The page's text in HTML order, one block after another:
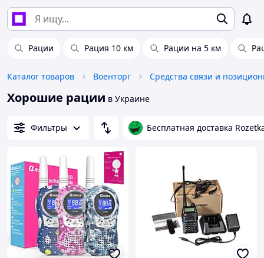
Рации Рация 10 км Рации на 5 км
Каталог товаров Военторг
Хорошие рации в Украине
Фильтры Бесплатная доставка